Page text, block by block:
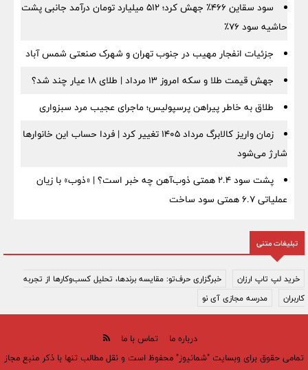
سود سقاین ۴۶۶٪ جهش کرد؛ ۵۱۲ میلیارد تومان درآمد جانبی پشت
حاشیه سود ۷۶٪
جزئیات انفجار مهیب در جنوب تهران و شهرک صنعتی شمس آباد
جهش قیمت طلا و سکه امروز ۱۳ مرداد | طلای ۱۸ عیار چند شد؟
طلاق به خاطر پیراهن پرسپولیس؛ ماجرای عجیب مرد سبزواری
زمان واریز کالابرگ مرداد ۱۴۰۵ تغییر کرد | فردا حساب این خانوارها
شارژ می‌شود
پشت سود ۲.۴ همتی ذوب‌آهن چه خبر است؟ | «ذوب» با زیان
عملیاتی ۶.۷ همتی سود ساخت
تبلیغات متنی
خرید لپ تاپ ارزان
خبرگزاری حرف‌تو: مقایسه برندها، تحلیل کسب‌وکارها از تجربه
کاربران
مدرسه مجازی آی نو
درباره ما
تماس با ما
تمامی حقوق برای وبسایت "شمانیوز" محفوظ است و نقل مطالب تنها با ذکر منبع مجاز